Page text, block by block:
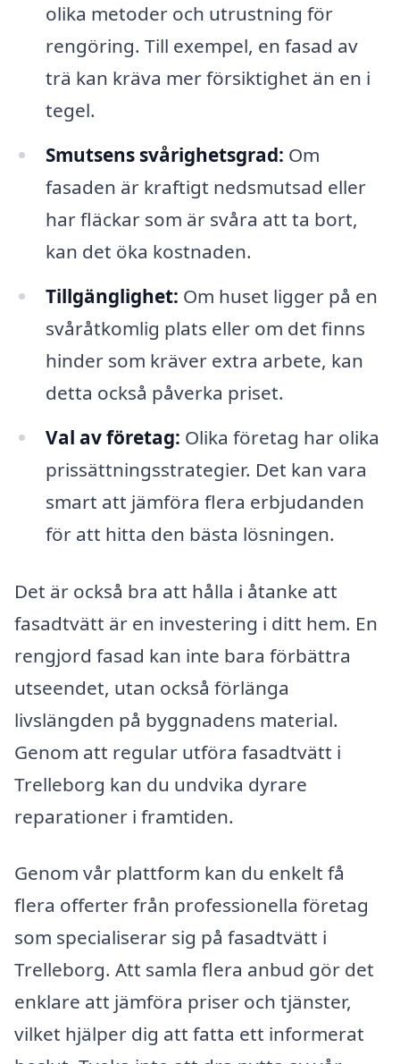
olika metoder och utrustning för
rengöring. Till exempel, en fasad av
trä kan kräva mer försiktighet än en i
tegel.
Smutsens svårighetsgrad: Om
fasaden är kraftigt nedsmutsad eller
har fläckar som är svåra att ta bort,
kan det öka kostnaden.
Tillgänglighet: Om huset ligger på en
svåråtkomlig plats eller om det finns
hinder som kräver extra arbete, kan
detta också påverka priset.
Val av företag: Olika företag har olika
prissättningsstrategier. Det kan vara
smart att jämföra flera erbjudanden
för att hitta den bästa lösningen.
Det är också bra att hålla i åtanke att
fasadtvätt är en investering i ditt hem. En
rengjord fasad kan inte bara förbättra
utseendet, utan också förlänga
livslängden på byggnadens material.
Genom att regular utföra fasadtvätt i
Trelleborg kan du undvika dyrare
reparationer i framtiden.
Genom vår plattform kan du enkelt få
flera offerter från professionella företag
som specialiserar sig på fasadtvätt i
Trelleborg. Att samla flera anbud gör det
enklare att jämföra priser och tjänster,
vilket hjälper dig att fatta ett informerat